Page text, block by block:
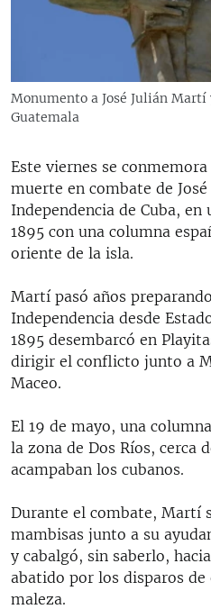
RADIO MARTÍ
ESPECIALES
LA REALIDAD DE LA VIVIENDA
LOS SANTOS DE HIALEAH
DESINFORMACIÓN RUSA EN
MULTIMEDIA
EDITORIALES
SÍGUENOS
Monumento a José Julián Martí
Guatemala
Este viernes se
muerte en combate de
Independencia de Cuba,
1895 con una columna
oriente de la isla.
Martí pasó años
Independencia desde
1895 desembarcó en
dirigir el conflicto junto a
Maceo.
El 19 de mayo, una
la zona de Dos Ríos, cerca
acampaban los cubanos.
Durante el combate, Martí
mambisas junto a su
y cabalgó, sin saberlo,
abatido por los disparos de
maleza.